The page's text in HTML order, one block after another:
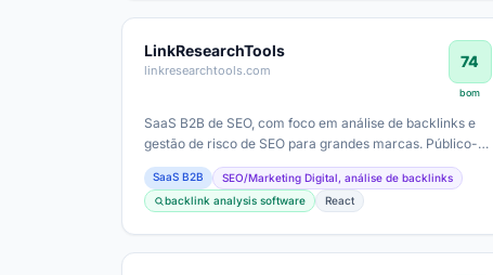
LinkResearchTools
linkresearchtools.com 74
bom
SaaS B2B de SEO, com foco em análise de backlinks e
gestão de risco de SEO para grandes marcas. Público-
consumidor corporativo, com ticket…
SaaS B2B
SEO/Marketing Digital, análise de backlinks
backlink analysis software
React